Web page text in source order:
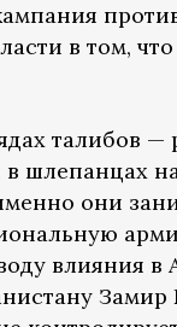
в том,
талибов
в шлепанцах
они
влияния в
Замир